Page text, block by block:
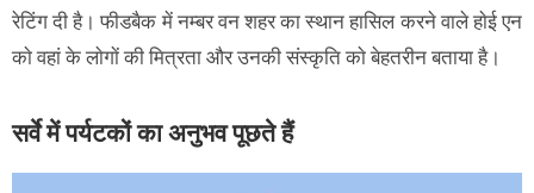
रेटिंग दी है। फीडबैक में नम्बर वन शहर का स्थान हासिल करने वाले हाेई एन
काे वहां के लाेगाें की मित्रता और उनकी संस्कृति काे बेहतरीन बताया है।
सर्वे में पर्यटकों का अनुभव पूछते हैं